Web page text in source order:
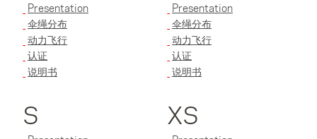
Presentation
伞绳分布
动力飞行
认证
说明书
Presentation
伞绳分布
动力飞行
认证
说明书
S XS